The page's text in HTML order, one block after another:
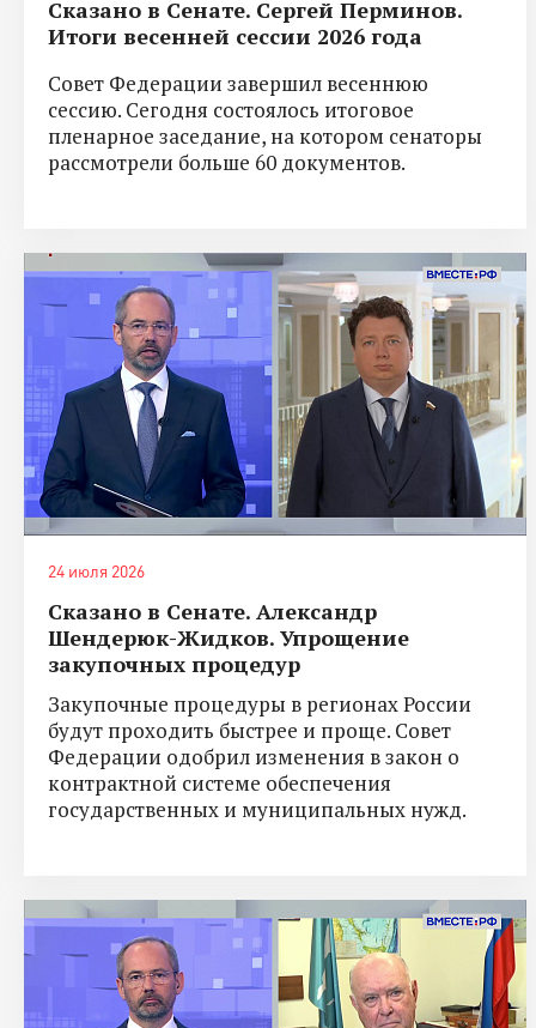
Сказано в Сенате. Сергей Перминов.
Итоги весенней сессии 2026 года
Совет Федерации завершил весеннюю
сессию. Сегодня состоялось итоговое
пленарное заседание, на котором сенаторы
рассмотрели больше 60 документов.
24 июля 2026
Сказано в Сенате. Александр
Шендерюк-Жидков. Упрощение
закупочных процедур
Закупочные процедуры в регионах России
будут проходить быстрее и проще. Совет
Федерации одобрил изменения в закон о
контрактной системе обеспечения
государственных и муниципальных нужд.